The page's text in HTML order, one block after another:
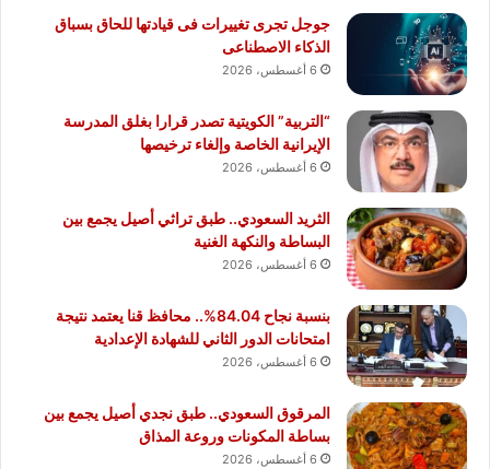
جوجل تجرى تغييرات فى قيادتها للحاق بسباق
الذكاء الاصطناعى
6 أغسطس، 2026
“التربية” الكويتية تصدر قرارا بغلق المدرسة
الإيرانية الخاصة وإلغاء ترخيصها
6 أغسطس، 2026
الثريد السعودي.. طبق تراثي أصيل يجمع بين
البساطة والنكهة الغنية
6 أغسطس، 2026
بنسبة نجاح 84.04%.. محافظ قنا يعتمد نتيجة
امتحانات الدور الثاني للشهادة الإعدادية
6 أغسطس، 2026
المرقوق السعودي.. طبق نجدي أصيل يجمع بين
بساطة المكونات وروعة المذاق
6 أغسطس، 2026